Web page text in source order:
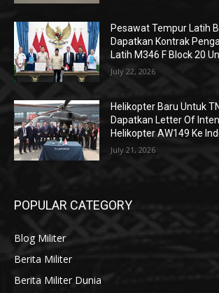
Pesawat Tempur Latih
Dapatkan Kontrak
Latih M346 F Block 20
July 22, 2026
Helikopter Baru Untuk
Dapatkan Letter Of
Helikopter AW149 Ke
July 21, 2026
POPULAR CATEGORY
Blog Militer
Berita Militer
Berita Militer Dunia